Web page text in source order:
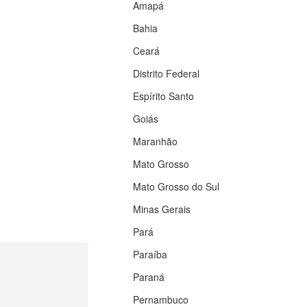
Amapá
Bahia
Ceará
Distrito Federal
Espírito Santo
Goiás
Maranhão
Mato Grosso
Mato Grosso do Sul
Minas Gerais
Pará
Paraíba
Paraná
Pernambuco